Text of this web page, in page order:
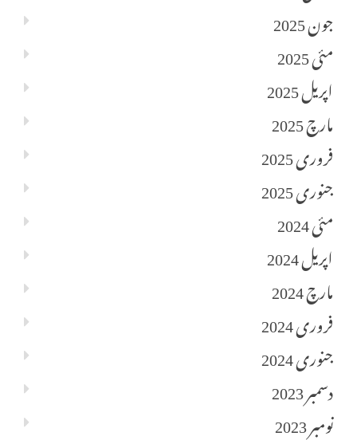
جون 2025
مئی 2025
اپریل 2025
مارچ 2025
فروری 2025
جنوری 2025
مئی 2024
اپریل 2024
مارچ 2024
فروری 2024
جنوری 2024
دسمبر 2023
نومبر 2023